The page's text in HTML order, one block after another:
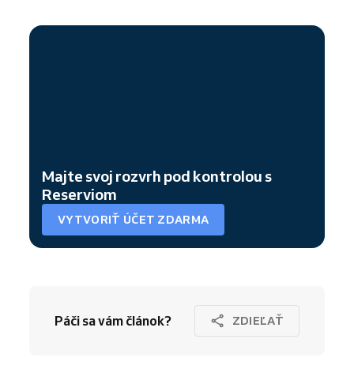
Majte svoj rozvrh pod kontrolou s
Reserviom
VYTVORIŤ ÚČET ZDARMA
Páči sa vám článok? ZDIEĽAŤ